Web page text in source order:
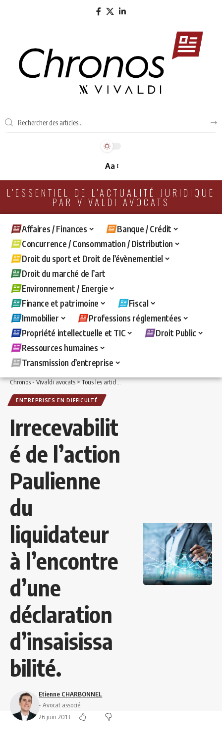
Aa
L'ESSENTIEL DE L'ACTUALITÉ JURIDIQUE
PAR VIVALDI AVOCATS
Affaires / Finances
Banque / Crédit
Concurrence / Consommation / Distribution
Droit du sport et Droit de l’évènementiel
Droit du marché de l’art
Environnement / Energie
Finance et patrimoine
Fiscal
Immobilier
Professions réglementées
Propriété intellectuelle et TIC
Droit Public
Ressources humaines
Transmission d’entreprise
Chronos - Vivaldi avocats>Tous les articles >Affaires / Finances>Entreprises en
ENTREPRISES EN DIFFICULTÉ
Irrecevabilit
é de l’action
Paulienne
du
liquidateur
à l’encontre
d’une
déclaration
d’insaisissa
bilité.
Etienne CHARBONNEL
- Avocat associé
26 juin 2013